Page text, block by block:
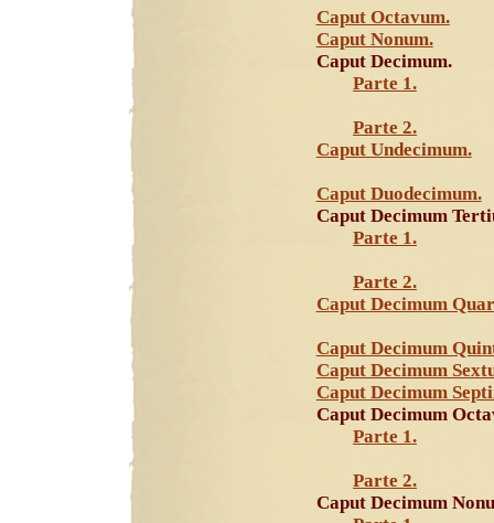
Caput Octavum.
Caput Nonum.
Caput Decimum.
Parte 1.
Parte 2.
Caput Undecimum.
Caput Duodecimum.
Caput Decimum
Parte 1.
Parte 2.
Caput Decimum
Caput Decimum
Caput Decimum
Caput Decimum
Caput Decimum
Parte 1.
Parte 2.
Caput Decimum